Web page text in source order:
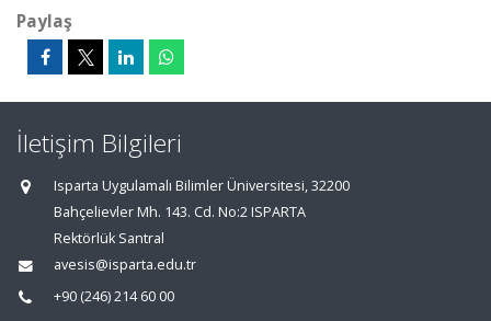
Paylaş
İletişim Bilgileri
Isparta Uygulamalı Bilimler Üniversitesi, 32200
Bahçelievler Mh. 143. Cd. No:2 ISPARTA
Rektörlük Santral
avesis@isparta.edu.tr
+90 (246) 214 60 00